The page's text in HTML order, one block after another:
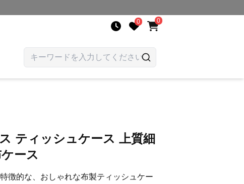
0 0
ティッシュケース 上質細
ース
徴的な、おしゃれな布製ティッシュケー